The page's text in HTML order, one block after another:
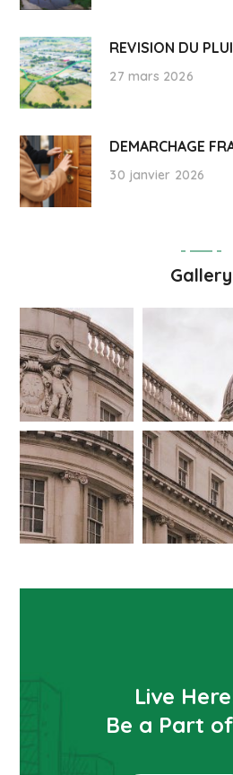
REVISION DU PLUI
27 mars 2026
DEMARCHAGE
30 janvier 2026
Gallery
Live
Be a Part